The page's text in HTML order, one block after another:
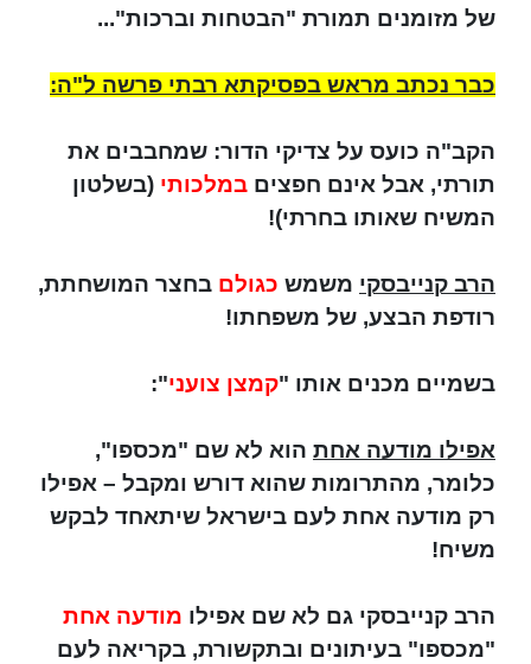
של מזומנים תמורת "הבטחות וברכות"...
כבר נכתב מראש בפסיקתא רבתי פרשה ל"ה:
הקב"ה כועס על צדיקי הדור: שמחבבים את
תורתי, אבל אינם חפצים במלכותי (בשלטון
המשיח שאותו בחרתי)!
הרב קנייבסקי משמש כגולם בחצר המושחתת,
רודפת הבצע, של משפחתו!
בשמיים מכנים אותו "קמצן צועני":
אפילו מודעה אחת הוא לא שם "מכספו",
כלומר, מהתרומות שהוא דורש ומקבל – אפילו
רק מודעה אחת לעם בישראל שיתאחד לבקש
משיח!
הרב קנייבסקי גם לא שם אפילו מודעה אחת
"מכספו" בעיתונים ובתקשורת, בקריאה לעם